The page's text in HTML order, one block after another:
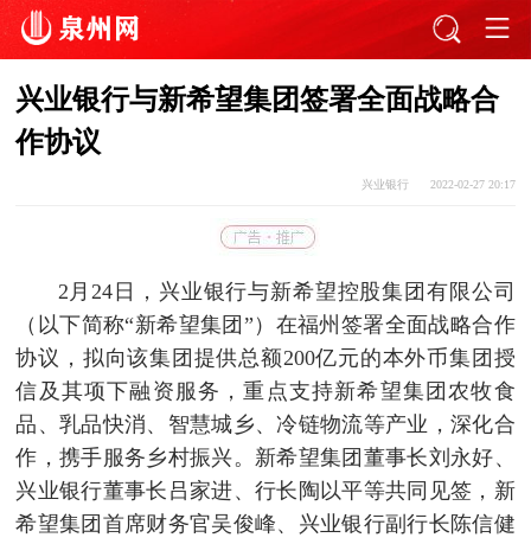
兴业银行与新希望集团签署全面战略合
作协议
兴业银行 2022-02-27 20:17
2月24日，兴业银行与新希望控股集团有限公司
（以下简称“新希望集团”）在福州签署全面战略合作
协议，拟向该集团提供总额200亿元的本外币集团授
信及其项下融资服务，重点支持新希望集团农牧食
品、乳品快消、智慧城乡、冷链物流等产业，深化合
作，携手服务乡村振兴。新希望集团董事长刘永好、
兴业银行董事长吕家进、行长陶以平等共同见签，新
希望集团首席财务官吴俊峰、兴业银行副行长陈信健